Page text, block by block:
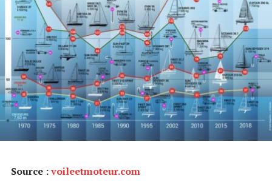
Source :voileetmoteur.com